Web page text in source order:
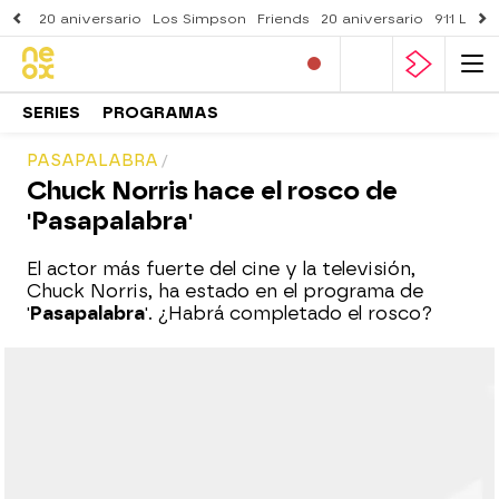
20 aniversario Los Simpson Friends 20 aniversario 911
SERIES PROGRAMAS
PASAPALABRA
Chuck Norris hace el rosco de
'Pasapalabra'
El actor más fuerte del cine y la televisión,
Chuck Norris, ha estado en el programa de
'Pasapalabra'. ¿Habrá completado el rosco?